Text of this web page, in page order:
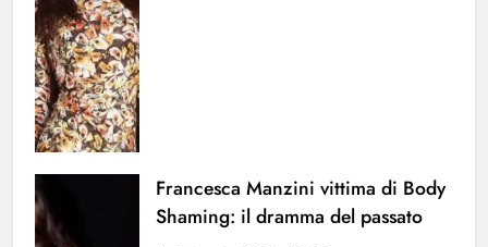
Francesca Manzini vittima di Body
Shaming: il dramma del passato